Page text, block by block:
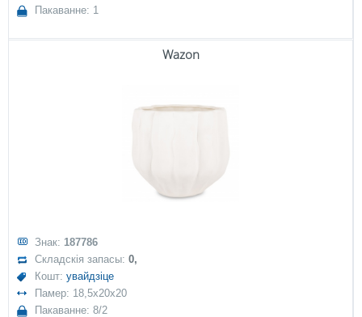
Пакаванне: 1
Wazon
Знак: 187786
Складскія запасы:0,
Кошт:увайдзіце
Памер: 18,5x20x20
Пакаванне: 8/2